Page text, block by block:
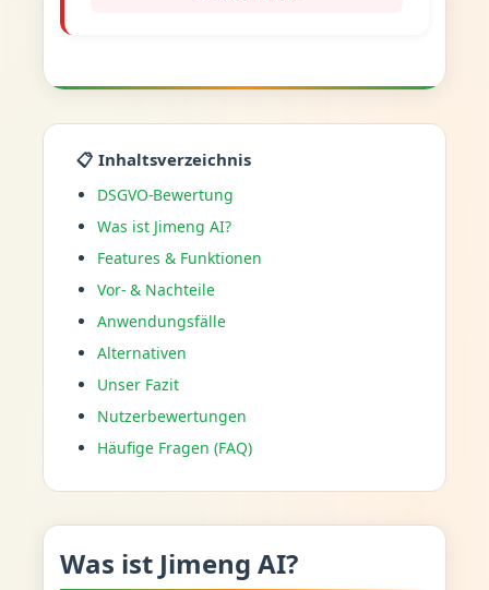
📋 Inhaltsverzeichnis
DSGVO-Bewertung
Was ist Jimeng AI?
Features & Funktionen
Vor- & Nachteile
Anwendungsfälle
Alternativen
Unser Fazit
Nutzerbewertungen
Häufige Fragen (FAQ)
Was ist Jimeng AI?